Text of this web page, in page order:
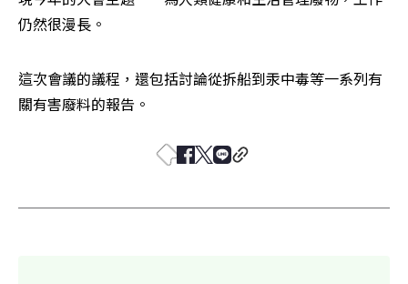
仍然很漫長。
這次會議的議程，還包括討論從拆船到汞中毒等一系列有
關有害廢料的報告。